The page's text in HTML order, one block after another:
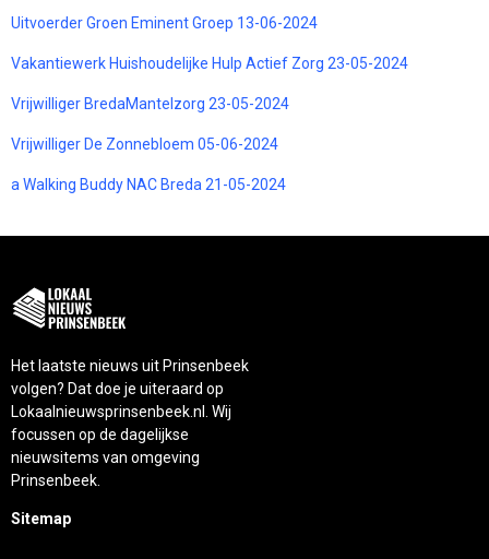
Uitvoerder Groen Eminent Groep 13-06-2024
Vakantiewerk Huishoudelijke Hulp Actief Zorg 23-05-2024
Vrijwilliger BredaMantelzorg 23-05-2024
Vrijwilliger De Zonnebloem 05-06-2024
a Walking Buddy NAC Breda 21-05-2024
Het laatste nieuws uit Prinsenbeek
volgen? Dat doe je uiteraard op
Lokaalnieuwsprinsenbeek.nl. Wij
focussen op de dagelijkse
nieuwsitems van omgeving
Prinsenbeek.
Sitemap